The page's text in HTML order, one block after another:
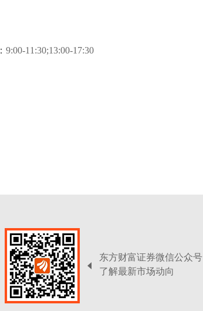
9:00-11:30;13:00-17:30
东方财富证券微信公众号
了解最新市场动向